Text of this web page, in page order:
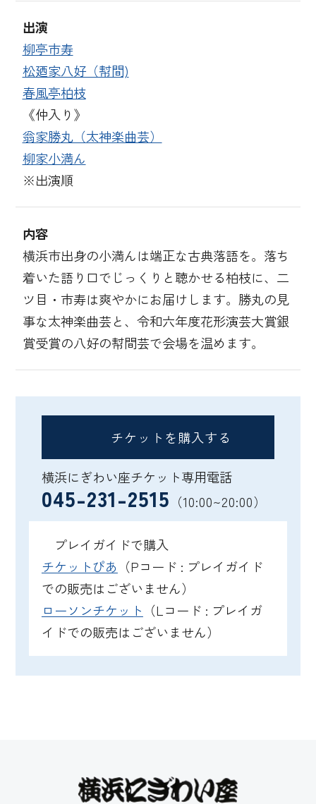
出演
柳亭市寿
松廼家八好（幇間)
春風亭柏枝
《仲入り》
翁家勝丸（太神楽曲芸）
柳家小満ん
※出演順
内容
横浜市出身の小満んは端正な古典落語を。落ち
着いた語り口でじっくりと聴かせる柏枝に、二
ツ目・市寿は爽やかにお届けします。勝丸の見
事な太神楽曲芸と、令和六年度花形演芸大賞銀
賞受賞の八好の幇間芸で会場を温めます。
チケットを購入する
横浜にぎわい座チケット専用電話
045-231-2515 （10:00~20:00）
プレイガイドで購入
チケットぴあ （Pコード : プレイガイド
での販売はございません）
ローソンチケット （Lコード : プレイガ
イドでの販売はございません）